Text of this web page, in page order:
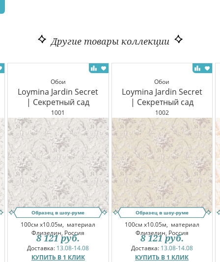
Другие товары коллекции
Обои
Loymina Jardin Secret
| Секретный сад
1001
Образец в шоу-руме
100см x10.05м, материал
Флизелин, Россия
Доставка: 13.08-14.08
КУПИТЬ В 1 КЛИК
8 121 руб.
Обои
Loymina Jardin Secret
| Секретный сад
1002
Образец в шоу-руме
100см x10.05м, материал
Флизелин, Россия
Доставка: 13.08-14.08
КУПИТЬ В 1 КЛИК
8 121 руб.